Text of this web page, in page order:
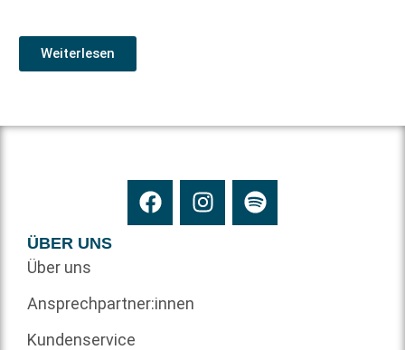
Weiterlesen
ÜBER UNS
Über uns
Ansprechpartner:innen
Kundenservice